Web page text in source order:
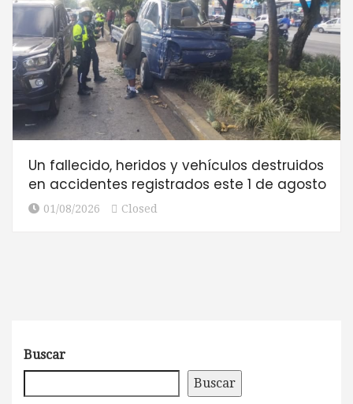
Un fallecido, heridos y vehículos destruidos
en accidentes registrados este 1 de agosto
01/08/2026 Closed
Buscar
Buscar